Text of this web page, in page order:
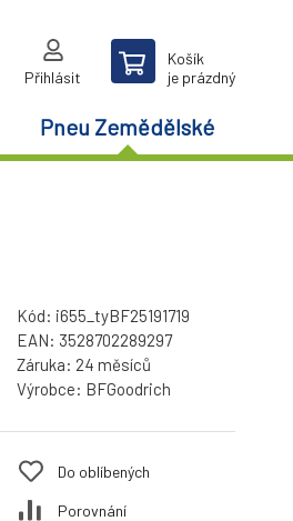
Přihlásit
Košík
je prázdný
Pneu Zemědělské
Kód: i655_tyBF25191719
EAN: 3528702289297
Záruka: 24 měsíců
Výrobce: BFGoodrich
Do oblíbených
Porovnání